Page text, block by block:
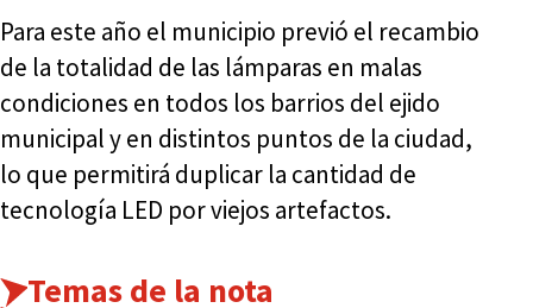
Para este año el municipio previó el recambio
de la totalidad de las lámparas en malas
condiciones en todos los barrios del ejido
municipal y en distintos puntos de la ciudad,
lo que permitirá duplicar la cantidad de
tecnología LED por viejos artefactos.
Temas de la nota